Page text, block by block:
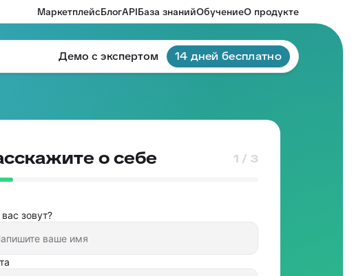
МаркетплейсБлогAPIБаза знанийОбучениеО продукте
Демо с экспертом 14 дней бесплатно
о себе 1 / 3
зовут?